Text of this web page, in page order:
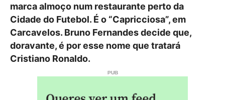
marca almoço num restaurante perto da
Cidade do Futebol. É o “Capricciosa”, em
Carcavelos. Bruno Fernandes decide que,
doravante, é por esse nome que tratará
Cristiano Ronaldo.